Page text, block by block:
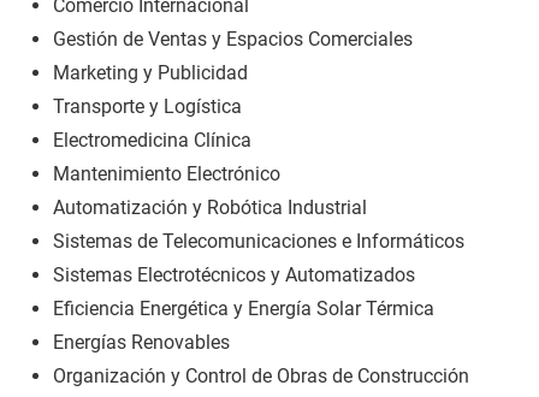
Comercio Internacional
Gestión de Ventas y Espacios Comerciales
Marketing y Publicidad
Transporte y Logística
Electromedicina Clínica
Mantenimiento Electrónico
Automatización y Robótica Industrial
Sistemas de Telecomunicaciones e Informáticos
Sistemas Electrotécnicos y Automatizados
Eficiencia Energética y Energía Solar Térmica
Energías Renovables
Organización y Control de Obras de Construcción